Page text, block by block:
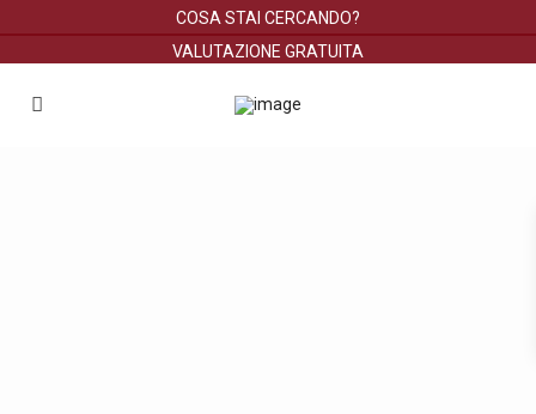
COSA STAI CERCANDO?
VALUTAZIONE GRATUITA